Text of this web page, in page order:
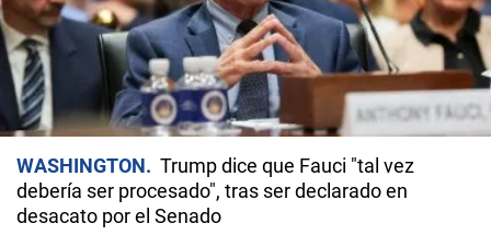
WASHINGTON
Trump dice que Fauci "tal vez
debería ser procesado", tras ser declarado en
desacato por el Senado